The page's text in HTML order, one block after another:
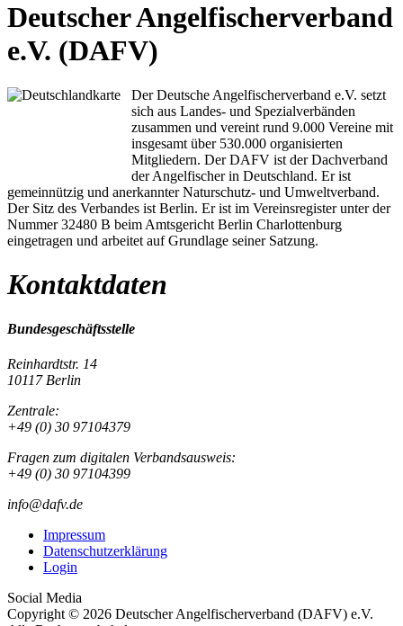
Deutscher Angelfischerverband
e.V. (DAFV)
Der Deutsche Angelfischerverband e.V. setzt
sich aus Landes- und Spezialverbänden
zusammen und vereint rund 9.000 Vereine mit
insgesamt über 530.000 organisierten
Mitgliedern. Der DAFV ist der Dachverband
der Angelfischer in Deutschland. Er ist
gemeinnützig und anerkannter Naturschutz- und Umweltverband.
Der Sitz des Verbandes ist Berlin. Er ist im Vereinsregister unter der
Nummer 32480 B beim Amtsgericht Berlin Charlottenburg
eingetragen und arbeitet auf Grundlage seiner Satzung.
Kontaktdaten
Bundesgeschäftsstelle
Reinhardtstr. 14
10117 Berlin
Zentrale:
+49 (0) 30 97104379
Fragen zum digitalen Verbandsausweis:
+49 (0) 30 97104399
info@dafv.de
Impressum
Datenschutzerklärung
Login
Social Media
Copyright © 2026 Deutscher Angelfischerverband (DAFV) e.V.